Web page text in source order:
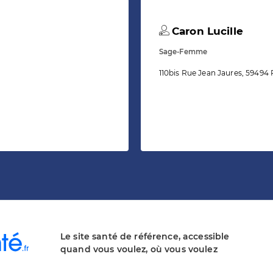
Caron Lucille
Sage-Femme
110bis Rue Jean Jaures,
Le site santé de référence, accessible
quand vous voulez, où vous voulez